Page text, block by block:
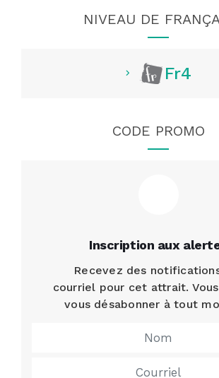
NIVEAU DE
Fr4
CODE PROMO
Inscription aux
Recevez des
courriel pour cet attrait.
vous désabonner à tout